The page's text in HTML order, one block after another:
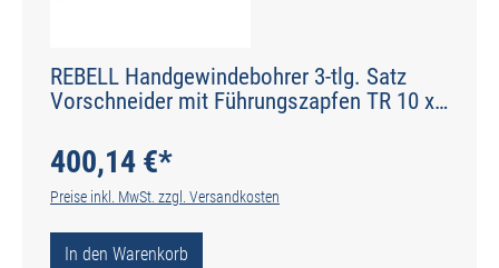
REBELL Handgewindebohrer 3-tlg. Satz
Vorschneider mit Führungszapfen TR 10 x
- Typ N
400,14 €*
Preise inkl. MwSt. zzgl. Versandkosten
In den Warenkorb